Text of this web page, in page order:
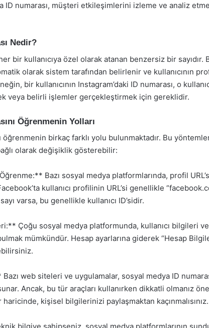
numarası, müşteri etkileşimlerini izleme ve analiz etme
Nedir?
bir kullanıcıya özel olarak atanan benzersiz bir sayıdır.
olarak sistem tarafından belirlenir ve kullanıcının
bir kullanıcının Instagram’daki ID numarası, o
veya belirli işlemler gerçekleştirmek için gereklidir.
Öğrenmenin Yolları
öğrenmenin birkaç farklı yolu bulunmaktadır. Bu
olarak değişiklik gösterebilir:
Bazı sosyal medya platformlarında, profil
kullanıcı profilinin URL’si genellikle
varsa, bu genellikle kullanıcı ID’sidir.
Çoğu sosyal medya platformunda, kullanıcı bilgileri ve
mümkündür. Hesap ayarlarına giderek “Hesap
web siteleri ve uygulamalar, sosyal medya ID
Ancak, bu tür araçları kullanırken dikkatli olmanız
kişisel bilgilerinizi paylaşmaktan kaçınmalısınız.